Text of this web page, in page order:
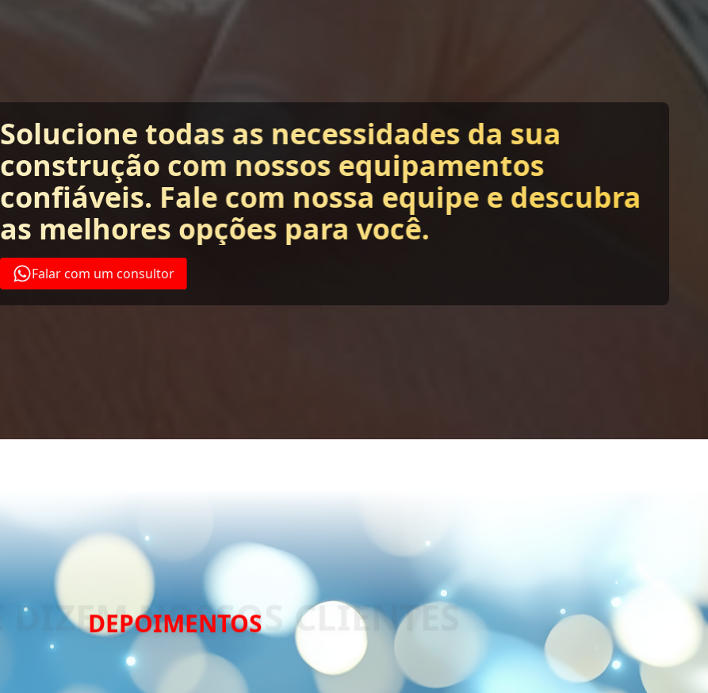
Solucione todas as necessidades da sua
construção com nossos equipamentos
confiáveis. Fale com nossa equipe e descubra
as melhores opções para você.
Falar com um consultor
DEPOIMENTOS